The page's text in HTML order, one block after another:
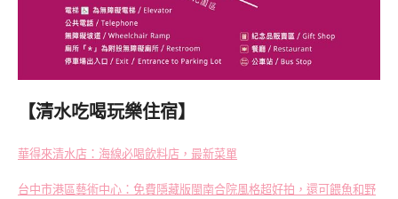
【清水吃喝玩樂住宿】
華得來清水店：海線必喝飲料店，最新菜單
台中市港區藝術中心：免費隱藏版閩南合院風格超好拍，還可餵魚和野